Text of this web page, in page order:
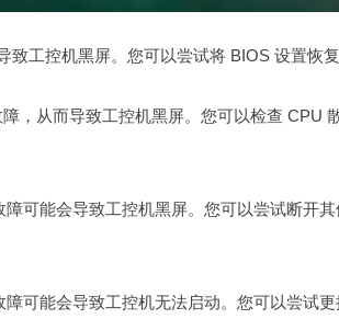
工控机黑屏。您可以尝试将 BIOS 设置恢复
，从而导致工控机黑屏。您可以检查 CPU
可能会导致工控机黑屏。您可以尝试断开
可能会导致工控机无法启动。您可以尝试